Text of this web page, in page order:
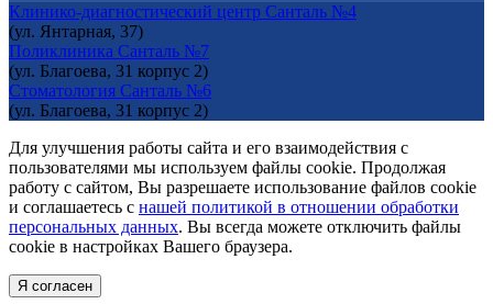
Клинико-диагностический центр Санталь №4
(ул. Янтарная, 37)
Поликлиника Санталь №7
(ул. Благоева, 31 корпус 2)
Стоматология Санталь №6
(ул. Благоева, 31 корпус 2)
Для улучшения работы сайта и его взаимодействия с
пользователями мы используем файлы cookie. Продолжая
работу с сайтом, Вы разрешаете использование файлов cookie
и соглашаетесь с нашей политикой в отношении обработки
персональных данных. Вы всегда можете отключить файлы
cookie в настройках Вашего браузера.
Я согласен